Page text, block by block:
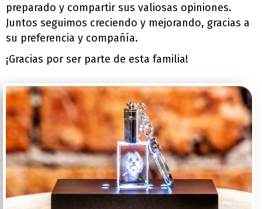
preparado y compartir sus valiosas opiniones.
Juntos seguimos creciendo y mejorando, gracias a
su preferencia y compañía.
¡Gracias por ser parte de esta familia!